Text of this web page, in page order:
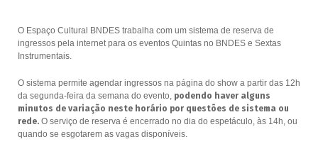
O Espaço Cultural BNDES trabalha com um sistema de reserva de
ingressos pela internet para os eventos Quintas no BNDES e Sextas
Instrumentais.
O sistema permite agendar ingressos na página do show a partir das 12h
da segunda-feira da semana do evento, podendo haver alguns
minutos de variação neste horário por questões de sistema ou
rede.O serviço de reserva é encerrado no dia do espetáculo, às 14h, ou
quando se esgotarem as vagas disponíveis.